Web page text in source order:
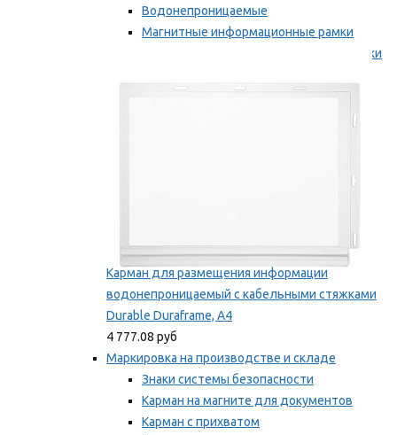
Водонепроницаемые
Магнитные информационные рамки
Самоклеящиеся информационные рамки
Карман для размещения информации
водонепроницаемый с кабельными стяжками
Durable Duraframe, А4
4 777.08 руб
Маркировка на производстве и складе
Знаки системы безопасности
Карман на магните для документов
Карман с прихватом